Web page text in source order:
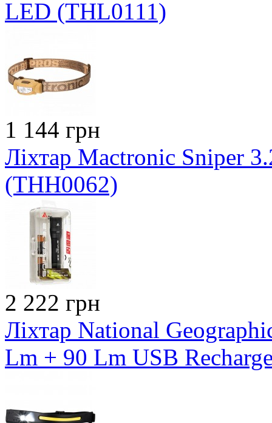
LED (THL0111)
1 144 грн
Ліхтар Mactronic Sniper
(THH0062)
2 222 грн
Ліхтар National
Lm + 90 Lm USB